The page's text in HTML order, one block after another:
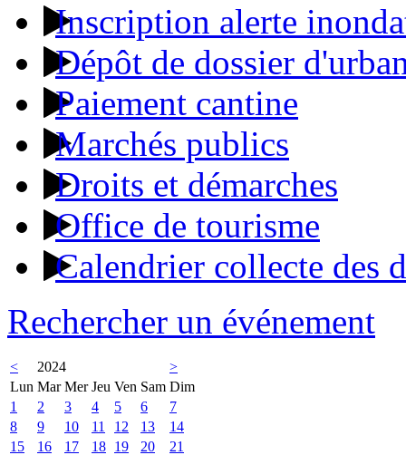
Inscription alerte
Dépôt de dossier
Paiement cantine
Marchés publics
Droits et démarches
Office de tourisme
Calendrier collecte des
Rechercher un événement
< 2024
>
Lun Mar Mer Jeu Ven Sam Dim
1
2 3 4 5 6
7
8
9 10 11 12 13
14
15
16 17 18 19 20
21